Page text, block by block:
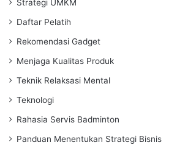
Strategi UMKM
Daftar Pelatih
Rekomendasi Gadget
Menjaga Kualitas Produk
Teknik Relaksasi Mental
Teknologi
Rahasia Servis Badminton
Panduan Menentukan Strategi Bisnis